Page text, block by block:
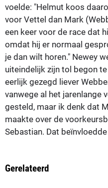
voelde: "Helmut koos
voor Vettel dan Mark
een keer voor de race dat
omdat hij er normaal
je dan wilt horen." Newey
uiteindelijk zijn tol begon
eerlijk gezegd liever
vanwege al het jarenlange
gesteld, maar ik denk dat
maakte over de
Sebastian. Dat
Gerelateerd